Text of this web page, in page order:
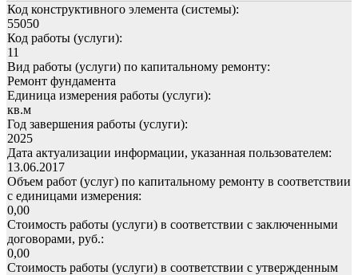
Код конструктивного элемента (системы):
55050
Код работы (услуги):
11
Вид работы (услуги) по капитальному ремонту:
Ремонт фундамента
Единица измерения работы (услуги):
кв.м
Год завершения работы (услуги):
2025
Дата актуализации информации, указанная пользователем:
13.06.2017
Объем работ (услуг) по капитальному ремонту в соответствии
с единицами измерения:
0,00
Стоимость работы (услуги) в соответствии с заключенными
договорами, руб.:
0,00
Стоимость работы (услуги) в соответствии с утвержденным